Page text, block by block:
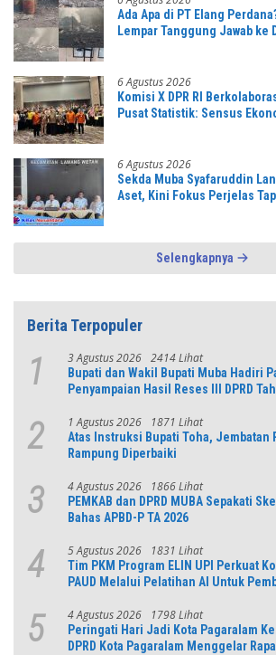
Ada Apa di PT Elang
Lempar Tanggung Jawab ke
6 Agustus 2026
Komisi X DPR RI
Pusat Statistik: Sensus
6 Agustus 2026
Sekda Muba Syafaruddin
Aset, Kini Fokus Perjelas
Selengkapnya
Berita Terpopuler
1 3 Agustus 2026 2414 Lihat
Bupati dan Wakil Bupati Muba Hadiri
Penyampaian Hasil Reses III DPRD
2 1 Agustus 2026 1871 Lihat
Atas Instruksi Bupati Toha, Jembatan
Rampung Diperbaiki
3 4 Agustus 2026 1866 Lihat
PEMKAB dan DPRD MUBA Sepakati
Bahas APBD-P TA 2026
4 5 Agustus 2026 1831 Lihat
Tim PKM Program ELIN UPI Perkuat
PAUD Melalui Pelatihan AI Untuk
5 4 Agustus 2026 1798 Lihat
Peringati Hari Jadi Kota Pagaralam
DPRD Kota Pagaralam Menggelar